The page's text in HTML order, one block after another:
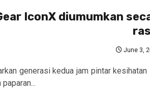
IconX diumumkan
June 3,
generasi kedua jam pintar kesihatan